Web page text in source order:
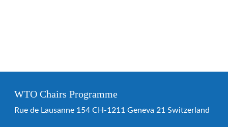
WTO Chairs Programme
Rue de Lausanne 154 CH-1211 Geneva 21 Switzerland